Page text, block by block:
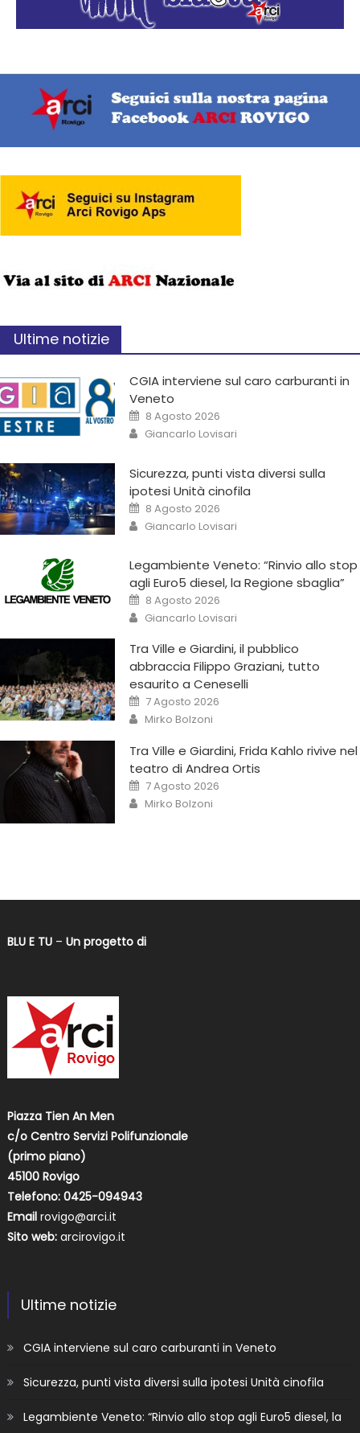
Ultime notizie
CGIA interviene sul caro carburanti in
Veneto
8 Agosto 2026
Giancarlo Lovisari
Sicurezza, punti vista diversi sulla
ipotesi Unità cinofila
8 Agosto 2026
Giancarlo Lovisari
Legambiente Veneto: “Rinvio allo stop
agli Euro5 diesel, la Regione sbaglia”
8 Agosto 2026
Giancarlo Lovisari
Tra Ville e Giardini, il pubblico
abbraccia Filippo Graziani, tutto
esaurito a Ceneselli
7 Agosto 2026
Mirko Bolzoni
Tra Ville e Giardini, Frida Kahlo rivive nel
teatro di Andrea Ortis
7 Agosto 2026
Mirko Bolzoni
BLU E TU– Un progetto di
Piazza Tien An Men
c/o Centro Servizi Polifunzionale
(primo piano)
45100 Rovigo
Telefono: 0425-094943
Email rovigo@arci.it
Sito web: arcirovigo.it
Ultime notizie
CGIA interviene sul caro carburanti in Veneto
Sicurezza, punti vista diversi sulla ipotesi Unità cinofila
Legambiente Veneto: “Rinvio allo stop agli Euro5 diesel, la